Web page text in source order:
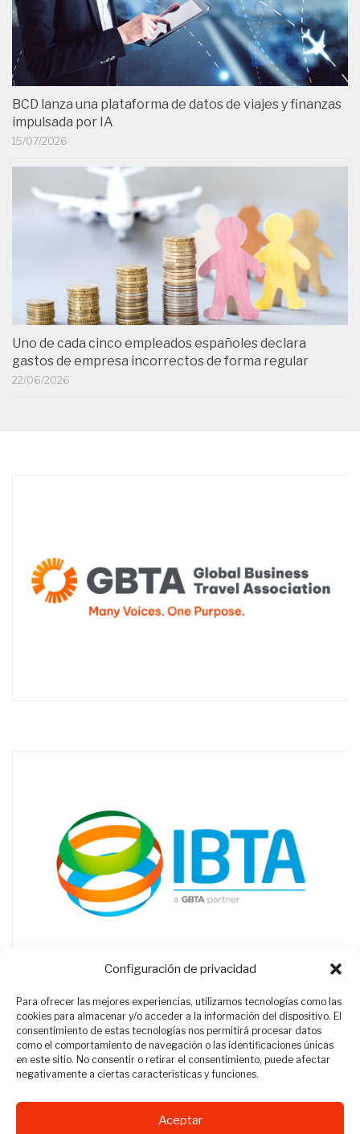
Configuración de privacidad
Para ofrecer las mejores experiencias, utilizamos tecnologías como las
cookies para almacenar y/o acceder a la información del dispositivo. El
consentimiento de estas tecnologías nos permitirá procesar datos
como el comportamiento de navegación o las identificaciones únicas
en este sitio. No consentir o retirar el consentimiento, puede afectar
negativamente a ciertas características y funciones.
Aceptar
BCD lanza una plataforma de datos de viajes y finanzas
impulsada por IA
15/07/2026
Uno de cada cinco empleados españoles declara
gastos de empresa incorrectos de forma regular
22/06/2026